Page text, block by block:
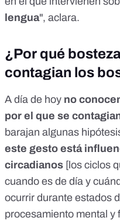
lengua", aclara.
¿Por qué
contagian los
A día de hoy no
por el que se
barajan algunas
este gesto está
circadianos [los ciclos
cuando es de día y
ocurrir durante estados
procesamiento mental y